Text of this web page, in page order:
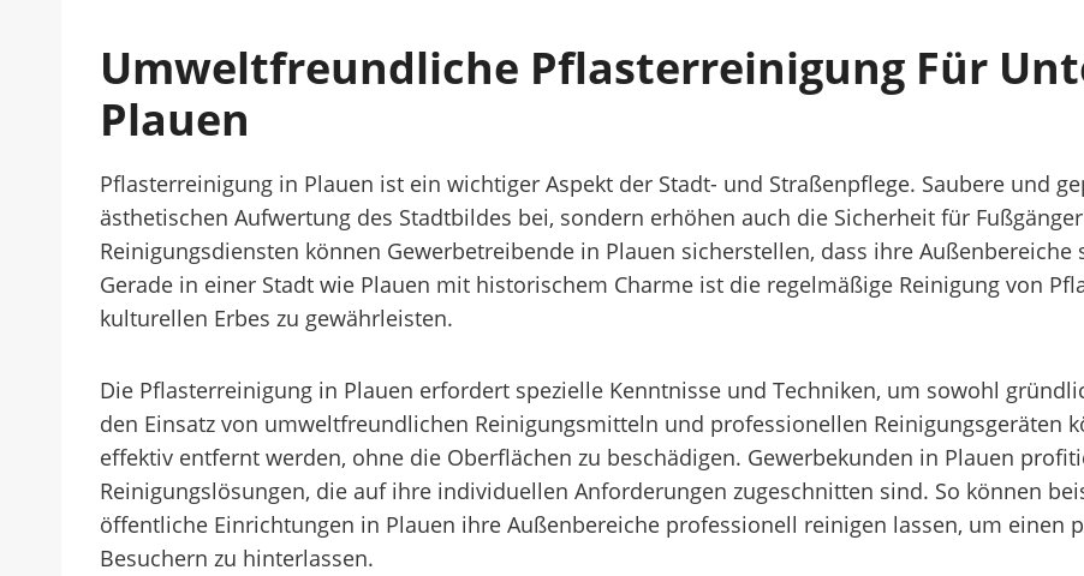
Umweltfreundliche Pflasterreinigung Für
Plauen
Pflasterreinigung in Plauen ist ein wichtiger Aspekt der Stadt- und Straßenpflege. Saubere und
ästhetischen Aufwertung des Stadtbildes bei, sondern erhöhen auch die Sicherheit für
Reinigungsdiensten können Gewerbetreibende in Plauen sicherstellen, dass ihre
Gerade in einer Stadt wie Plauen mit historischem Charme ist die regelmäßige Reinigung von
kulturellen Erbes zu gewährleisten.
Die Pflasterreinigung in Plauen erfordert spezielle Kenntnisse und Techniken, um sowohl
den Einsatz von umweltfreundlichen Reinigungsmitteln und professionellen Reinigungsgeräten
effektiv entfernt werden, ohne die Oberflächen zu beschädigen. Gewerbekunden in Plauen
Reinigungslösungen, die auf ihre individuellen Anforderungen zugeschnitten sind. So können
öffentliche Einrichtungen in Plauen ihre Außenbereiche professionell reinigen lassen, um einen
Besuchern zu hinterlassen.